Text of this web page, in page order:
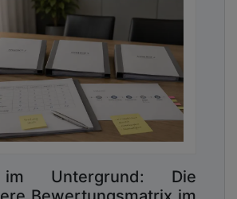
im Untergrund: Die